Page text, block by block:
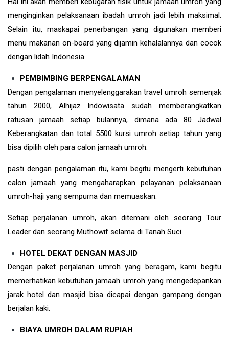
menginginkan pelaksanaan ibadah umroh jadi lebih maksimal.
Selain itu, maskapai penerbangan yang digunakan memberi
menu makanan on-board yang dijamin kehalalannya dan cocok
dengan lidah Indonesia.
PEMBIMBING BERPENGALAMAN
Dengan pengalaman menyelenggarakan travel umroh semenjak
tahun 2000, Alhijaz Indowisata sudah memberangkatkan
ratusan jamaah setiap bulannya, dimana ada 80 Jadwal
Keberangkatan dan total 5500 kursi umroh setiap tahun yang
bisa dipilih oleh para calon jamaah umroh.
pasti dengan pengalaman itu, kami begitu mengerti kebutuhan
calon jamaah yang mengaharapkan pelayanan pelaksanaan
umroh-haji yang sempurna dan memuaskan.
Setiap perjalanan umroh, akan ditemani oleh seorang Tour
Leader dan seorang Muthowif selama di Tanah Suci.
HOTEL DEKAT DENGAN MASJID
Dengan paket perjalanan umroh yang beragam, kami begitu
memerhatikan kebutuhan jamaah umroh yang mengedepankan
jarak hotel dan masjid bisa dicapai dengan gampang dengan
berjalan kaki.
BIAYA UMROH DALAM RUPIAH